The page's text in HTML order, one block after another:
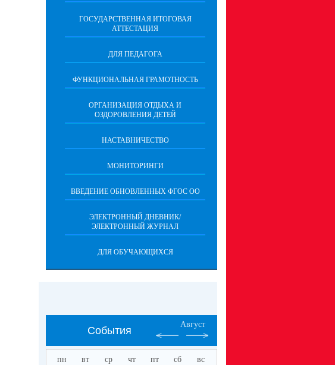
ГОСУДАРСТВЕННАЯ ИТОГОВАЯ
АТТЕСТАЦИЯ
ДЛЯ ПЕДАГОГА
ФУНКЦИОНАЛЬНАЯ ГРАМОТНОСТЬ
ОРГАНИЗАЦИЯ ОТДЫХА И
ОЗДОРОВЛЕНИЯ ДЕТЕЙ
НАСТАВНИЧЕСТВО
МОНИТОРИНГИ
ВВЕДЕНИЕ ОБНОВЛЕННЫХ ФГОС ОО
ЭЛЕКТРОННЫЙ ДНЕВНИК/
ЭЛЕКТРОННЫЙ ЖУРНАЛ
ДЛЯ ОБУЧАЮЩИХСЯ
События
Август
пн вт ср чт пт сб вс